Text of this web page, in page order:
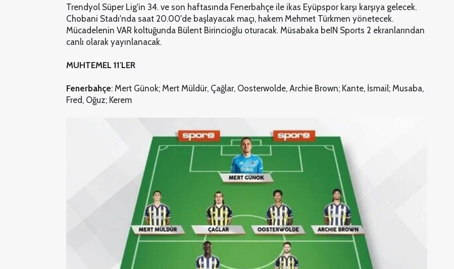
Trendyol Süper Lig'in 34. ve son haftasında Fenerbahçe ile ikas Eyüpspor karşı karşıya gelecek.
Chobani Stadı'nda saat 20.00'de başlayacak maçı, hakem Mehmet Türkmen yönetecek.
Mücadelenin VAR koltuğunda Bülent Birincioğlu oturacak. Müsabaka beIN Sports 2 ekranlarından
canlı olarak yayınlanacak.
MUHTEMEL 11'LER
Fenerbahçe: Mert Günok; Mert Müldür, Çağlar, Oosterwolde, Archie Brown; Kante, İsmail; Musaba,
Fred, Oğuz; Kerem